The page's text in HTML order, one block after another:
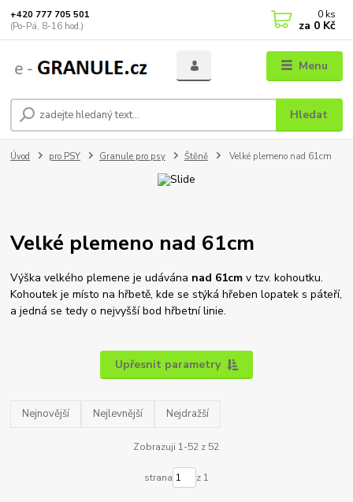
Menu
Hledat
+420 777 705 501
(Po-Pá, 8-16 hod.)
0 ks
za 0 Kč
Úvod pro PSY Granule pro psy Štěně Velké plemeno nad 61cm
Velké plemeno nad 61cm
Výška velkého plemene je udávána nad 61cm v tzv. kohoutku.
Kohoutek je místo na hřbetě, kde se stýká hřeben lopatek s páteří,
a jedná se tedy o nejvyšší bod hřbetní linie.
Upřesnit parametry
Nejnovější Nejlevnější Nejdražší
Zobrazuji 1-52 z 52
strana z 1